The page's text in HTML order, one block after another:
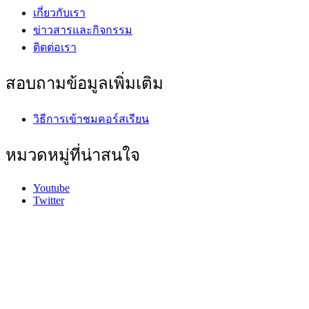
เกี่ยวกับเรา
ข่าวสารและกิจกรรม
ติดต่อเรา
สอบถามข้อมูลเพิ่มเติม
วิธีการเข้าชมคอร์สเรียน
หมวดหมู่ที่น่าสนใจ
Youtube
Twitter